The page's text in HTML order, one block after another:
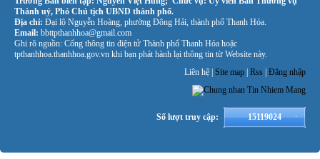
Thành uỷ, Phó Chủ tịch UBND thành phố.
Địa chỉ: Đại lộ Nguyễn Hoàng, phường Đông Hải, thành phố Thanh Hóa.
Email: bbttpthanhhoa@gmail.com
Ghi rõ nguồn: Cổng thông tin điện tử Thành phố Thanh Hóa hoặc
tpthanhhoa.thanhhoa.gov.vn khi bạn phát hành lại thông tin từ Website này.
Liên hệ | Site map Rss Đăng nhập
Số lượt truy cập: 15119024